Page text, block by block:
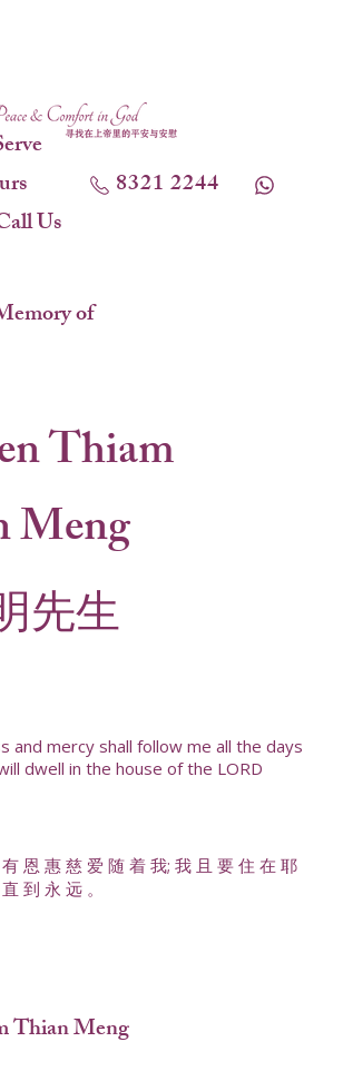
Us
8321 2244
of
Thiam
Meng
先生
and mercy shall follow me all the days
dwell in the house of the LORD
恩 惠 慈 爱 随 着 我; 我 且 要 住 在 耶
到 永 远 。
Thian Meng